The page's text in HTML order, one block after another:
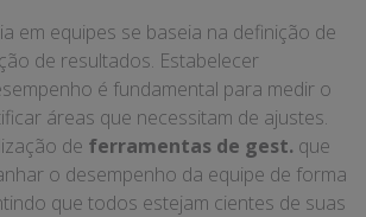
em equipes se baseia na definição de
de resultados. Estabelecer
é fundamental para medir o
áreas que necessitam de ajustes.
de ferramentas de gest. que
o desempenho da equipe de forma
que todos estejam cientes de suas